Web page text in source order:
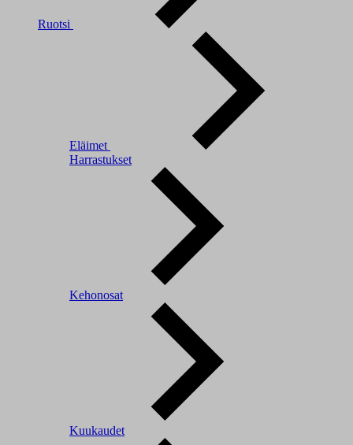
Ruotsi
Eläimet
Harrastukset
Kehonosat
Kuukaudet